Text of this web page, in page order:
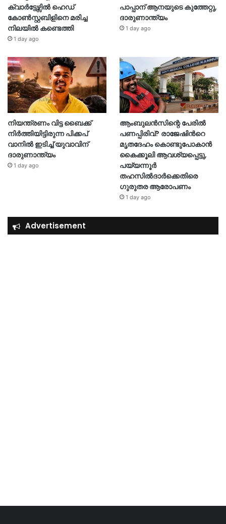
ക്വാർട്ടേഴ്സിൽ ഹെഡ്
കോൺസ്റ്റബിളിനെ മരിച്ച
നിലയിൽ കണ്ടെത്തി
1 day ago
പാപ്പാന് ആനയുടെ കുത്തേറ്റു,
ദാരുണാന്ത്യം
1 day ago
നിയന്ത്രണം വിട്ട ബൈക്ക്
നിർത്തിയിട്ടിരുന്ന പിക്കപ്
വാനിൽ ഇടിച്ച് യുവാവിന്
ദാരുണാന്ത്യം
1 day ago
ആംബുലൻസിന്റെ പേരിൽ
പണപ്പിരിവ്? രാജേഷിന്‍റെ
മൃതദേഹം കൊണ്ടുപോകാൻ
കൈക്കൂലി ആവശ്യപ്പെട്ടു,
പയ്യന്നൂർ
തഹസിൽദാർക്കെതിരെ
ഗുരുതര ആരോപണം
1 day ago
Advertisement